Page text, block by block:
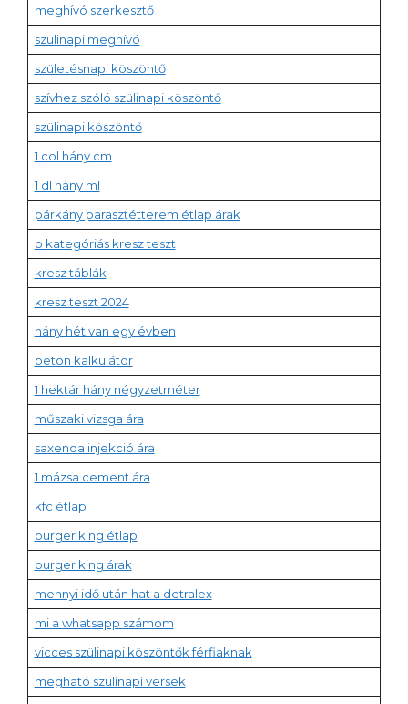
meghívó szerkesztő
szülinapi meghívó
születésnapi köszöntő
szívhez szóló szülinapi köszöntő
szülinapi köszöntő
1 col hány cm
1 dl hány ml
párkány parasztétterem étlap árak
b kategóriás kresz teszt
kresz táblák
kresz teszt 2024
hány hét van egy évben
beton kalkulátor
1 hektár hány négyzetméter
műszaki vizsga ára
saxenda injekció ára
1 mázsa cement ára
kfc étlap
burger king étlap
burger king árak
mennyi idő után hat a detralex
mi a whatsapp számom
vicces szülinapi köszöntők férfiaknak
megható szülinapi versek